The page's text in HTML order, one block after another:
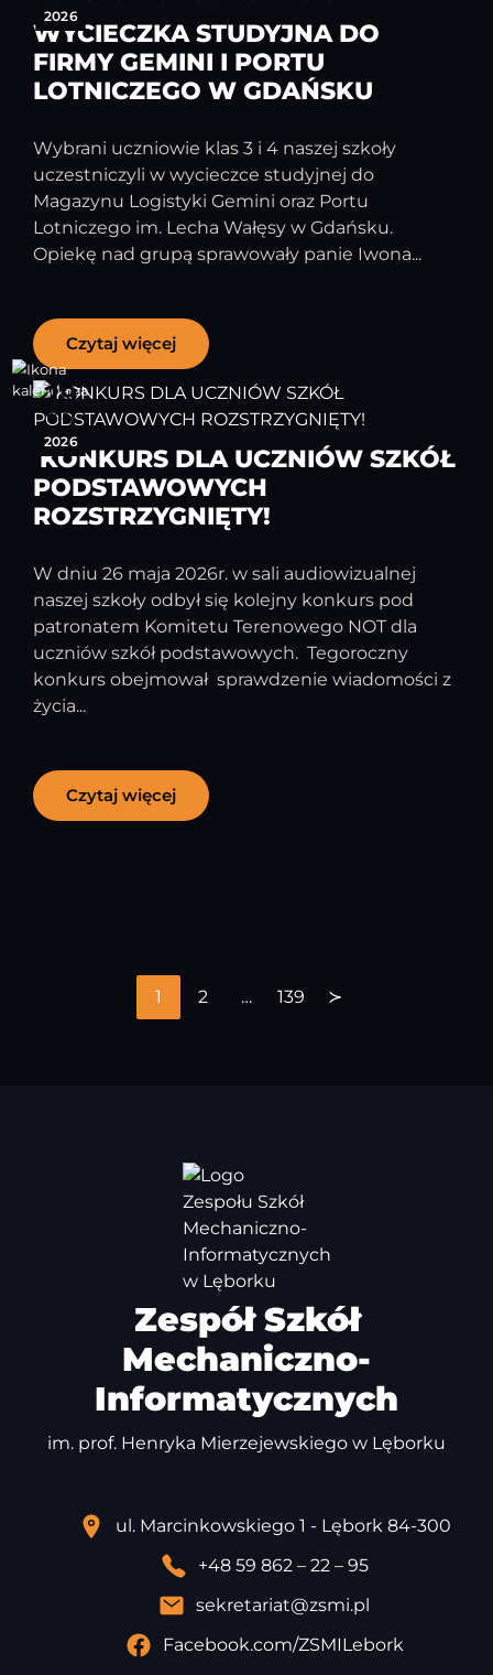
2026
WYCIECZKA STUDYJNA DO
FIRMY GEMINI I PORTU
LOTNICZEGO W GDAŃSKU
Wybrani uczniowie klas 3 i 4 naszej szkoły
uczestniczyli w wycieczce studyjnej do
Magazynu Logistyki Gemini oraz Portu
Lotniczego im. Lecha Wałęsy w Gdańsku.
Opiekę nad grupą sprawowały panie Iwona...
Czytaj więcej
29
maj
2026
KONKURS DLA UCZNIÓW SZKÓŁ
PODSTAWOWYCH
ROZSTRZYGNIĘTY!
W dniu 26 maja 2026r. w sali audiowizualnej
naszej szkoły odbył się kolejny konkurs pod
patronatem Komitetu Terenowego NOT dla
uczniów szkół podstawowych. Tegoroczny
konkurs obejmował sprawdzenie wiadomości z
życia...
Czytaj więcej
Stronicowanie
1 2 … 139 ≻
Zespół Szkół
Mechaniczno-
Informatycznych
im. prof. Henryka Mierzejewskiego w Lęborku
ul. Marcinkowskiego 1 - Lębork 84-300
+48 59 862 – 22 – 95
sekretariat@zsmi.pl
Facebook.com/ZSMILebork